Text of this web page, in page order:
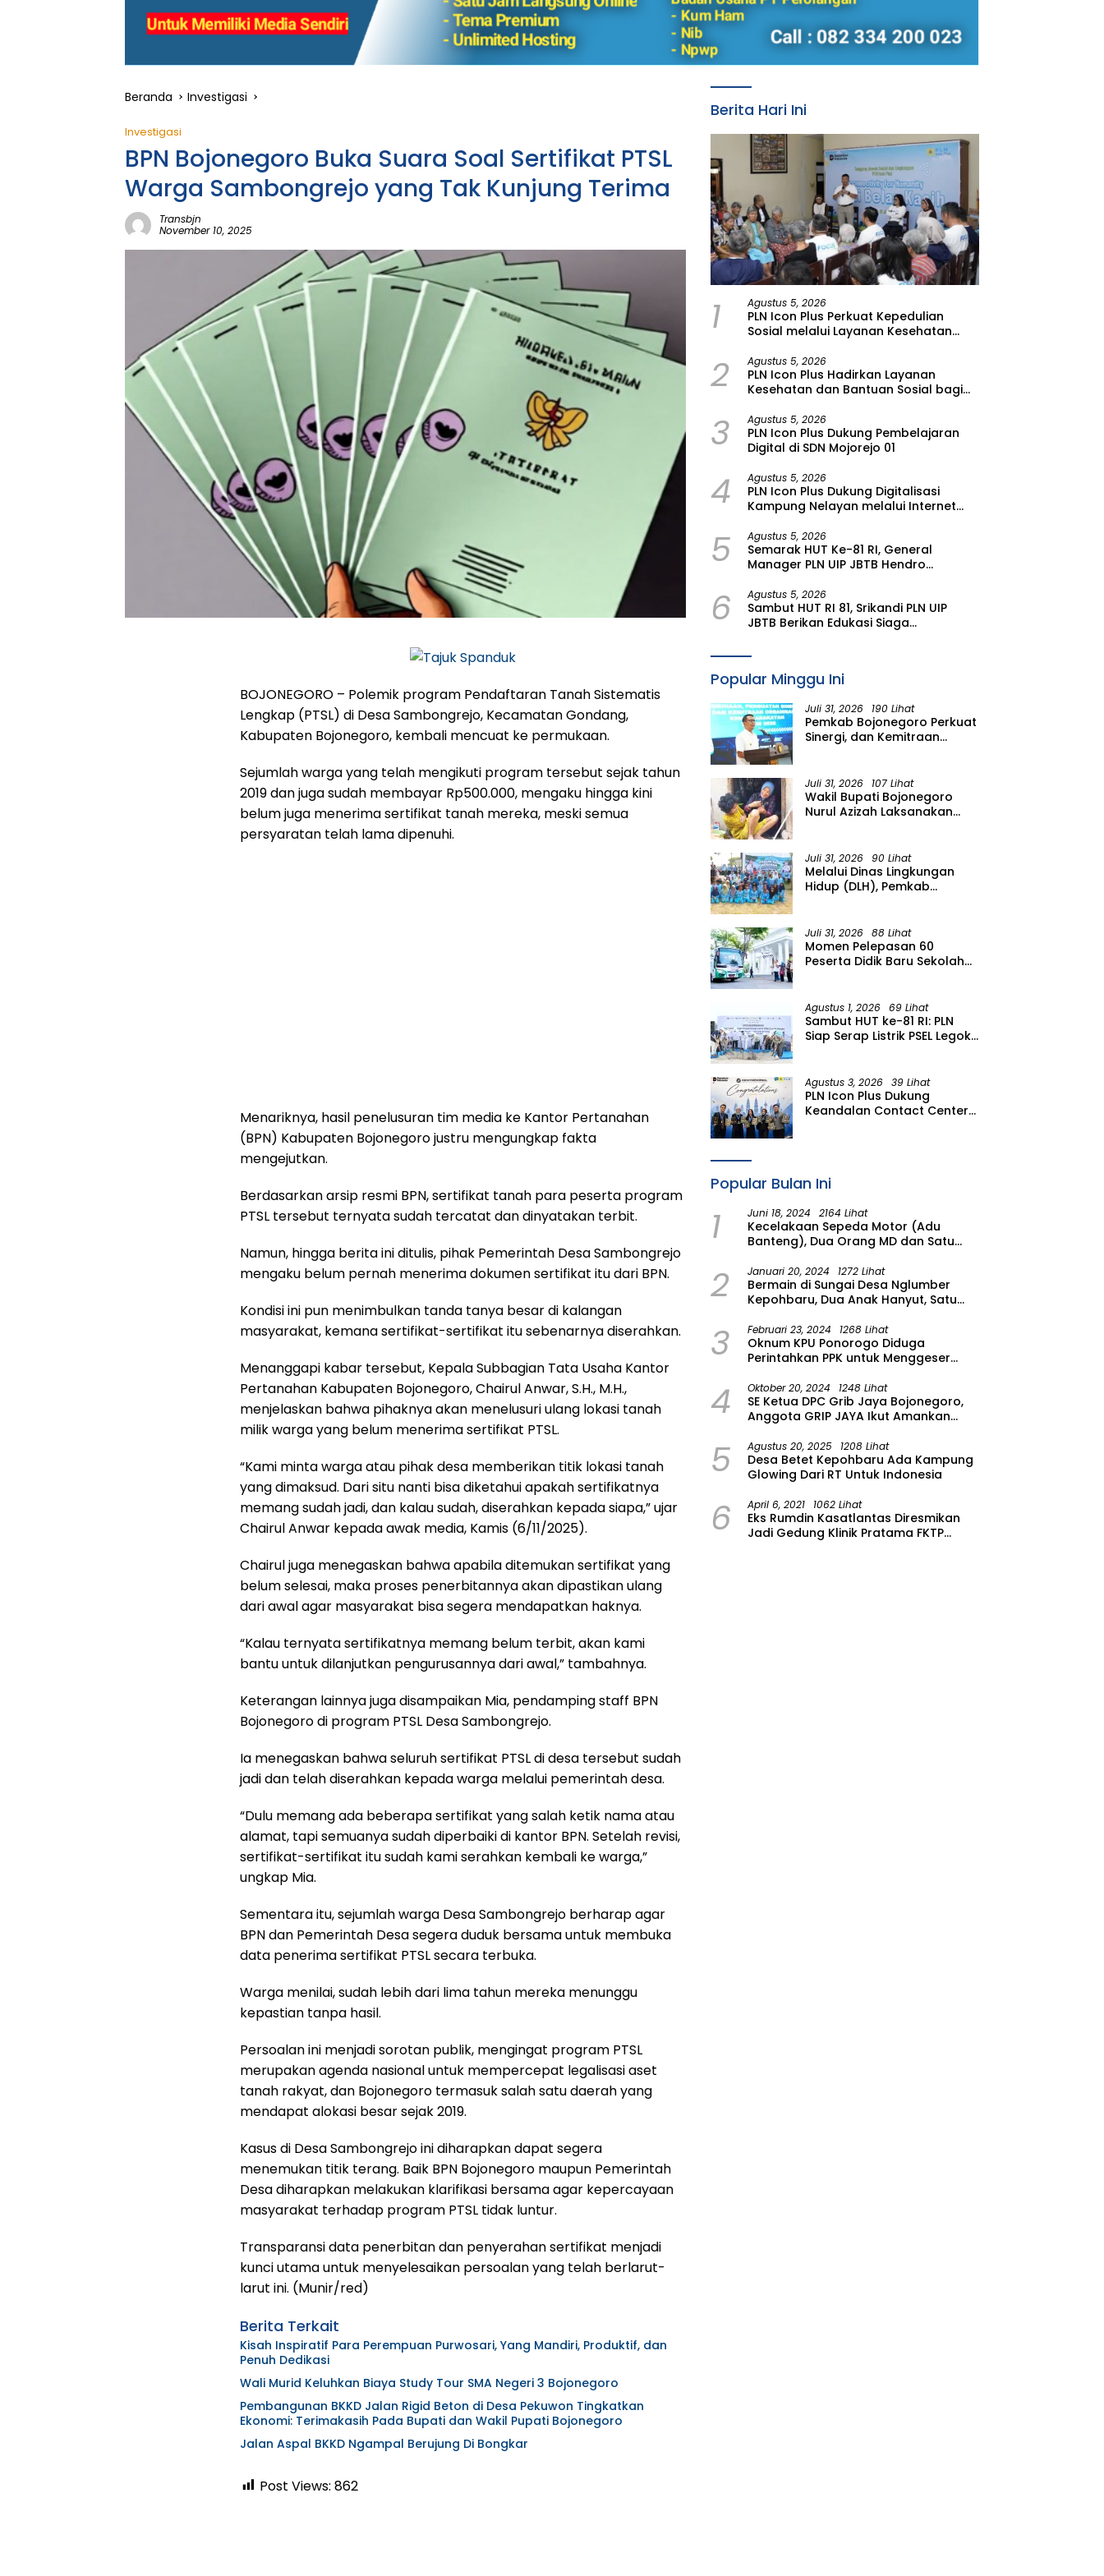
Beranda Investigasi
Investigasi
BPN Bojonegoro Buka Suara Soal Sertifikat PTSL
Warga Sambongrejo yang Tak Kunjung Terima
Transbjn
November 10, 2025
BOJONEGORO – Polemik program Pendaftaran Tanah Sistematis
Lengkap (PTSL) di Desa Sambongrejo, Kecamatan Gondang,
Kabupaten Bojonegoro, kembali mencuat ke permukaan.
Sejumlah warga yang telah mengikuti program tersebut sejak tahun
2019 dan juga sudah membayar Rp500.000, mengaku hingga kini
belum juga menerima sertifikat tanah mereka, meski semua
persyaratan telah lama dipenuhi.
Menariknya, hasil penelusuran tim media ke Kantor Pertanahan
(BPN) Kabupaten Bojonegoro justru mengungkap fakta
mengejutkan.
Berdasarkan arsip resmi BPN, sertifikat tanah para peserta program
PTSL tersebut ternyata sudah tercatat dan dinyatakan terbit.
Namun, hingga berita ini ditulis, pihak Pemerintah Desa Sambongrejo
mengaku belum pernah menerima dokumen sertifikat itu dari BPN.
Kondisi ini pun menimbulkan tanda tanya besar di kalangan
masyarakat, kemana sertifikat-sertifikat itu sebenarnya diserahkan.
Menanggapi kabar tersebut, Kepala Subbagian Tata Usaha Kantor
Pertanahan Kabupaten Bojonegoro, Chairul Anwar, S.H., M.H.,
menjelaskan bahwa pihaknya akan menelusuri ulang lokasi tanah
milik warga yang belum menerima sertifikat PTSL.
“Kami minta warga atau pihak desa memberikan titik lokasi tanah
yang dimaksud. Dari situ nanti bisa diketahui apakah sertifikatnya
memang sudah jadi, dan kalau sudah, diserahkan kepada siapa,” ujar
Chairul Anwar kepada awak media, Kamis (6/11/2025).
Chairul juga menegaskan bahwa apabila ditemukan sertifikat yang
belum selesai, maka proses penerbitannya akan dipastikan ulang
dari awal agar masyarakat bisa segera mendapatkan haknya.
“Kalau ternyata sertifikatnya memang belum terbit, akan kami
bantu untuk dilanjutkan pengurusannya dari awal,” tambahnya.
Keterangan lainnya juga disampaikan Mia, pendamping staff BPN
Bojonegoro di program PTSL Desa Sambongrejo.
Ia menegaskan bahwa seluruh sertifikat PTSL di desa tersebut sudah
jadi dan telah diserahkan kepada warga melalui pemerintah desa.
“Dulu memang ada beberapa sertifikat yang salah ketik nama atau
alamat, tapi semuanya sudah diperbaiki di kantor BPN. Setelah revisi,
sertifikat-sertifikat itu sudah kami serahkan kembali ke warga,”
ungkap Mia.
Sementara itu, sejumlah warga Desa Sambongrejo berharap agar
BPN dan Pemerintah Desa segera duduk bersama untuk membuka
data penerima sertifikat PTSL secara terbuka.
Warga menilai, sudah lebih dari lima tahun mereka menunggu
kepastian tanpa hasil.
Persoalan ini menjadi sorotan publik, mengingat program PTSL
merupakan agenda nasional untuk mempercepat legalisasi aset
tanah rakyat, dan Bojonegoro termasuk salah satu daerah yang
mendapat alokasi besar sejak 2019.
Kasus di Desa Sambongrejo ini diharapkan dapat segera
menemukan titik terang. Baik BPN Bojonegoro maupun Pemerintah
Desa diharapkan melakukan klarifikasi bersama agar kepercayaan
masyarakat terhadap program PTSL tidak luntur.
Transparansi data penerbitan dan penyerahan sertifikat menjadi
kunci utama untuk menyelesaikan persoalan yang telah berlarut-
larut ini. (Munir/red)
Berita Terkait
Kisah Inspiratif Para Perempuan Purwosari, Yang Mandiri, Produktif, dan
Penuh Dedikasi
Wali Murid Keluhkan Biaya Study Tour SMA Negeri 3 Bojonegoro
Pembangunan BKKD Jalan Rigid Beton di Desa Pekuwon Tingkatkan
Ekonomi: Terimakasih Pada Bupati dan Wakil Pupati Bojonegoro
Jalan Aspal BKKD Ngampal Berujung Di Bongkar
Post Views: 862
Berita Hari Ini
1 Agustus 5, 2026
PLN Icon Plus Perkuat Kepedulian
Sosial melalui Layanan Kesehatan
Lansia di Malang
2 Agustus 5, 2026
PLN Icon Plus Hadirkan Layanan
Kesehatan dan Bantuan Sosial bagi
3 Agustus 5, 2026
PLN Icon Plus Dukung Pembelajaran
Digital di SDN Mojorejo 01
4 Agustus 5, 2026
PLN Icon Plus Dukung Digitalisasi
Kampung Nelayan melalui Internet
5 Agustus 5, 2026
Semarak HUT Ke-81 RI, General
Manager PLN UIP JBTB Hendro
Prestisius
6 Agustus 5, 2026
Sambut HUT RI 81, Srikandi PLN UIP
JBTB Berikan Edukasi Siaga
Komunitas Perempuan Tangguh
Banyuwangi
Popular Minggu Ini
Juli 31, 2026 190 Lihat
Pemkab Bojonegoro Perkuat
Sinergi, dan Kemitraan
Juli 31, 2026 107 Lihat
Wakil Bupati Bojonegoro
Nurul Azizah Laksanakan
Juli 31, 2026 90 Lihat
Melalui Dinas Lingkungan
Hidup (DLH), Pemkab
Pacing
Juli 31, 2026 88 Lihat
Momen Pelepasan 60
Peserta Didik Baru Sekolah
Tahun Ajaran 2026/2027
Agustus 1, 2026 69 Lihat
Sambut HUT ke-81 RI: PLN
Siap Serap Listrik PSEL Legok
Berkelanjutan di Jawa Barat
Agustus 3, 2026 39 Lihat
PLN Icon Plus Dukung
Keandalan Contact Center
Popular Bulan Ini
1 Juni 18, 2024 2164 Lihat
Kecelakaan Sepeda Motor (Adu
Banteng), Dua Orang MD dan Satu
2 Januari 20, 2024 1272 Lihat
Bermain di Sungai Desa Nglumber
Kepohbaru, Dua Anak Hanyut, Satu
Masih Dalam Pencarian
3 Februari 23, 2024 1268 Lihat
Oknum KPU Ponorogo Diduga
Perintahkan PPK untuk Menggeser
Provinsi Asal Partai Gerindra
4 Oktober 20, 2024 1248 Lihat
SE Ketua DPC Grib Jaya Bojonegoro,
Anggota GRIP JAYA Ikut Amankan
Wilayah Bojonegoro
5 Agustus 20, 2025 1208 Lihat
Desa Betet Kepohbaru Ada Kampung
Glowing Dari RT Untuk Indonesia
6 April 6, 2021 1062 Lihat
Eks Rumdin Kasatlantas Diresmikan
Jadi Gedung Klinik Pratama FKTP